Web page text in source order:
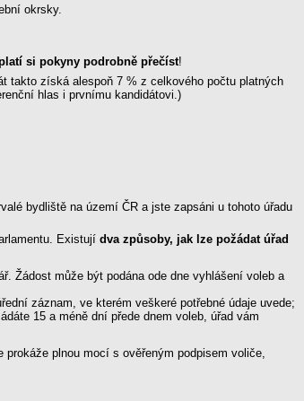
okrsky.
si pokyny podrobně přečíst!
takto získá alespoň 7 % z celkového počtu platných
hlas i prvnímu kandidátovi.)
bydliště na území ČR a jste zapsáni u tohoto úřadu
Existují dva způsoby, jak lze požádat úřad
Žádost může být podána ode dne vyhlášení voleb a
záznam, ve kterém veškeré potřebné údaje uvede;
15 a méně dní přede dnem voleb, úřad vám
plnou mocí s ověřeným podpisem voliče,